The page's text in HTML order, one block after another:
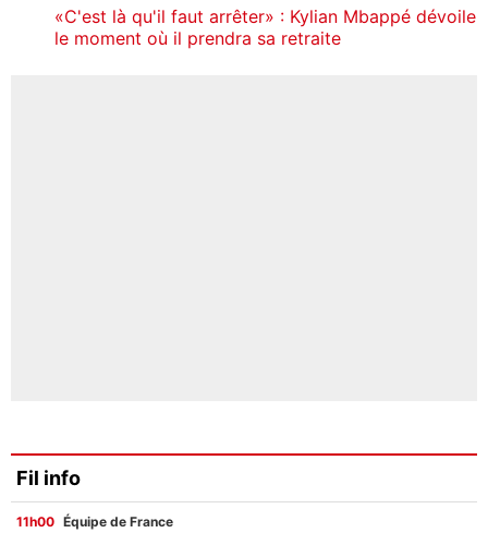
«C'est là qu'il faut arrêter» : Kylian Mbappé dévoile
le moment où il prendra sa retraite
Fil info
11h00 Équipe de France